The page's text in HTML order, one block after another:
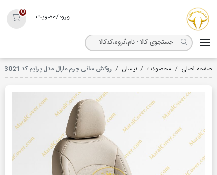
ورود/عضویت
0
صفحه اصلی محصولات نیسان روکش سانی چرم مارال مدل پرایم کد 3021